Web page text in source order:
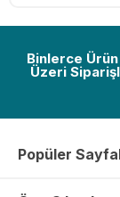
Binlerce
Üzeri
Popüler